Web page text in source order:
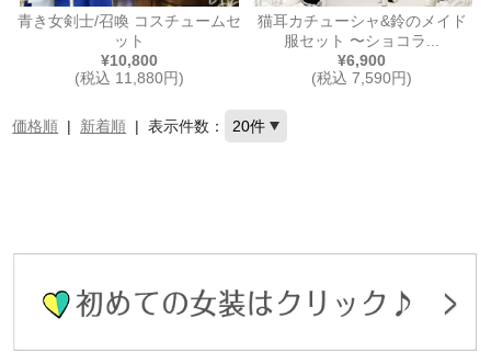
青き女剣士/召喚 コスチュームセ
ット
¥10,800
(税込 11,880円)
猫耳カチューシャ&鈴のメイド
服セット 〜ショコラ...
¥6,900
(税込 7,590円)
価格順 | 新着順 |表示件数：